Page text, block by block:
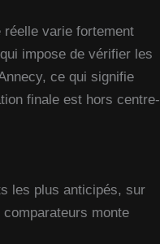
réelle varie fortement
impose de vérifier les
ce qui signifie
finale est hors centre-
les plus anticipés, sur
monte